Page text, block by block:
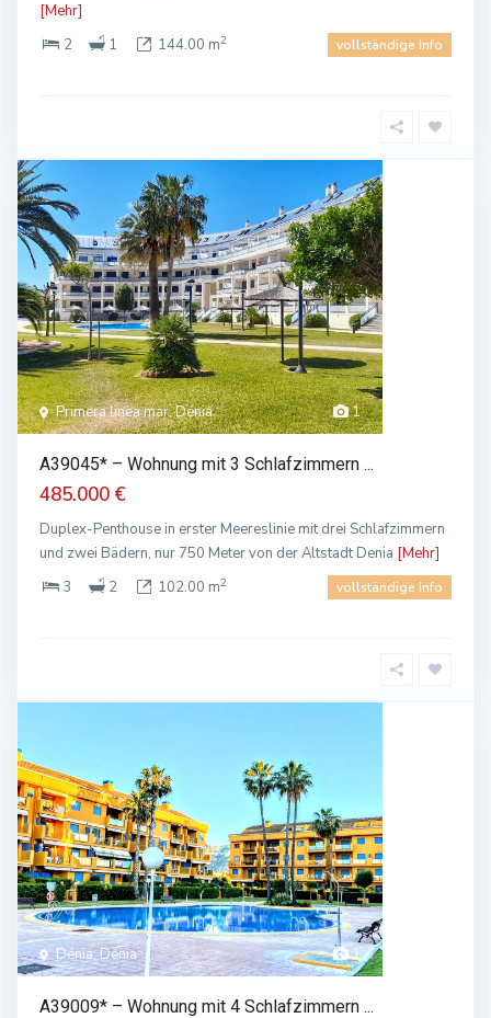
[Mehr]
2
1 144.00 m2 vollständige Info
1
Primera linea mar, Dénia
A39045* – Wohnung mit 3 Schlafzimmern ...
485.000 €
Duplex-Penthouse in erster Meereslinie mit drei Schlafzimmern
und zwei Bädern, nur 750 Meter von der Altstadt Denia [Mehr]
3
2 102.00 m2 vollständige Info
1
Dénia, Dénia
A39009* – Wohnung mit 4 Schlafzimmern ...